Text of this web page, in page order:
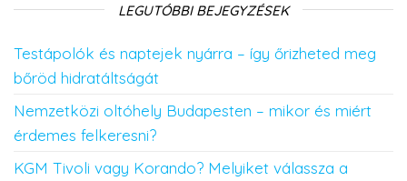
LEGUTÓBBI BEJEGYZÉSEK
Testápolók és naptejek nyárra – így őrizheted meg
bőröd hidratáltságát
Nemzetközi oltóhely Budapesten – mikor és miért
érdemes felkeresni?
KGM Tivoli vagy Korando? Melyiket válassza a